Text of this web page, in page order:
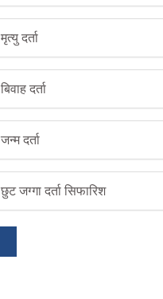
मृत्यु दर्ता
बिवाह दर्ता
जन्म दर्ता
छुट जग्गा दर्ता सिफारिश